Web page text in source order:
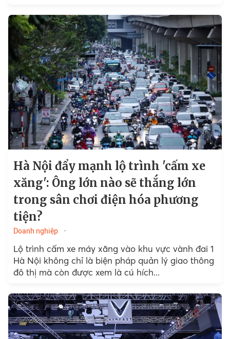
Hà Nội đẩy mạnh lộ trình 'cấm xe
xăng': Ông lớn nào sẽ thắng lớn
trong sân chơi điện hóa phương
tiện?
Doanh nghiệp
Lộ trình cấm xe máy xăng vào khu vực vành đai 1
Hà Nội không chỉ là biện pháp quản lý giao thông
đô thị mà còn được xem là cú hích...